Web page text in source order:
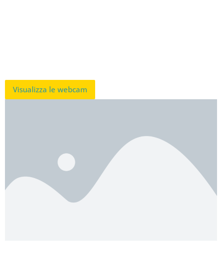
Visualizza le webcam